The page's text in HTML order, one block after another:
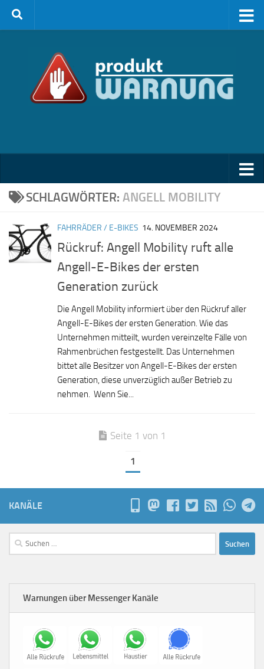
Zum Inhalt springen
SCHLAGWÖRTER: ANGELL MOBILITY
FAHRRÄDER / E-BIKES 14. NOVEMBER 2024
Rückruf: Angell Mobility ruft alle
Angell-E-Bikes der ersten
Generation zurück
Die Angell Mobility informiert über den Rückruf aller
Angell-E-Bikes der ersten Generation. Wie das
Unternehmen mitteilt, wurden vereinzelte Fälle von
Rahmenbrüchen festgestellt. Das Unternehmen
bittet alle Besitzer von Angell-E-Bikes der ersten
Generation, diese unverzüglich außer Betrieb zu
nehmen. Wenn Sie...
Seite 1 von 1
1
KANÄLE
Suchen
nach:
Warnungen über Messenger Kanäle